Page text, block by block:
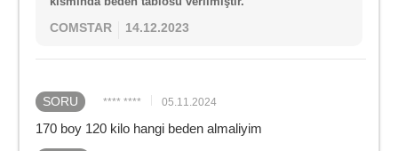
COMSTAR 14.12.2023
SORU **** **** 05.11.2024
170 boy 120 kilo hangi beden almaliyim